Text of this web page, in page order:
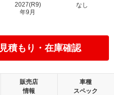
2027(R9)
年9月
なし
見積もり・在庫確認
販売店
情報
車種
スペック